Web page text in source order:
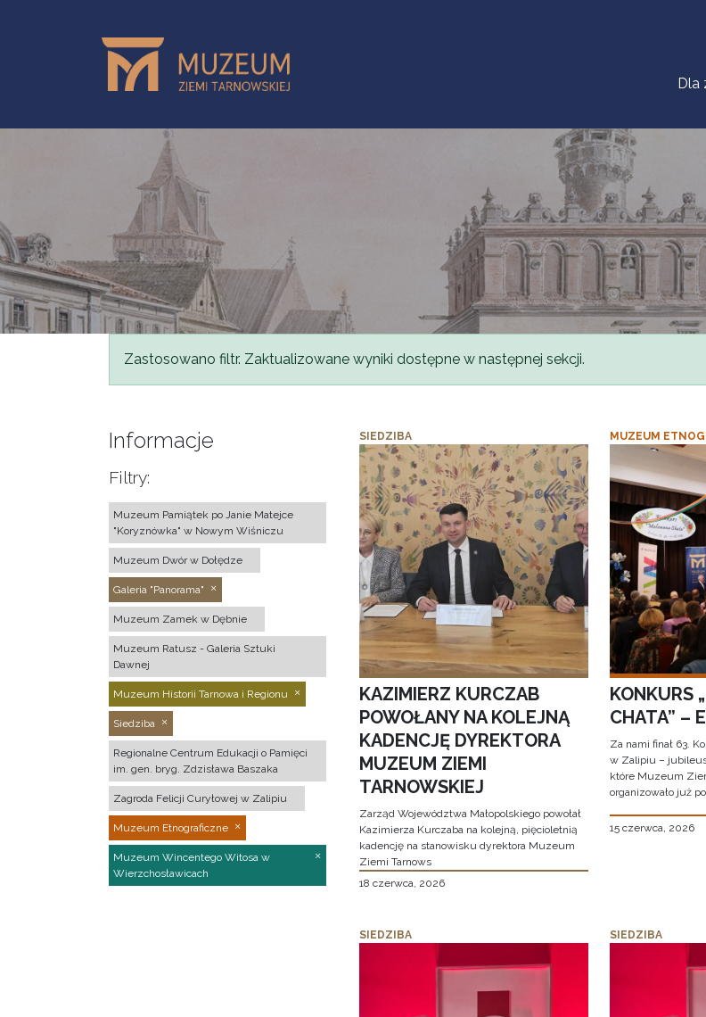
Dla
Komunikat
Zastosowano filtr. Zaktualizowane wyniki dostępne w następnej sekcji.
Informacje
Filtry:
Muzeum Pamiątek po Janie Matejce
"Koryznówka" w Nowym Wiśniczu
Muzeum Dwór w Dołędze
Galeria "Panorama"
Muzeum Zamek w Dębnie
Muzeum Ratusz - Galeria Sztuki
Dawnej
Muzeum Historii Tarnowa i Regionu
Siedziba
Regionalne Centrum Edukacji o Pamięci
im. gen. bryg. Zdzisława Baszaka
Zagroda Felicji Curyłowej w Zalipiu
Muzeum Etnograficzne
Muzeum Wincentego Witosa w
Wierzchosławicach
SIEDZIBA
KAZIMIERZ KURCZAB
POWOŁANY NA KOLEJNĄ
KADENCJĘ DYREKTORA
MUZEUM ZIEMI
TARNOWSKIEJ
Zarząd Województwa Małopolskiego powołał
Kazimierza Kurczaba na kolejną, pięcioletnią
kadencję na stanowisku dyrektora Muzeum
Ziemi Tarnows
18 czerwca, 2026
MUZEUM
KONKURS
CHATA” –
Za nami finał 63.
w Zalipiu –
które Muzeum
organizowało już
15 czerwca, 2026
SIEDZIBA SIEDZIBA